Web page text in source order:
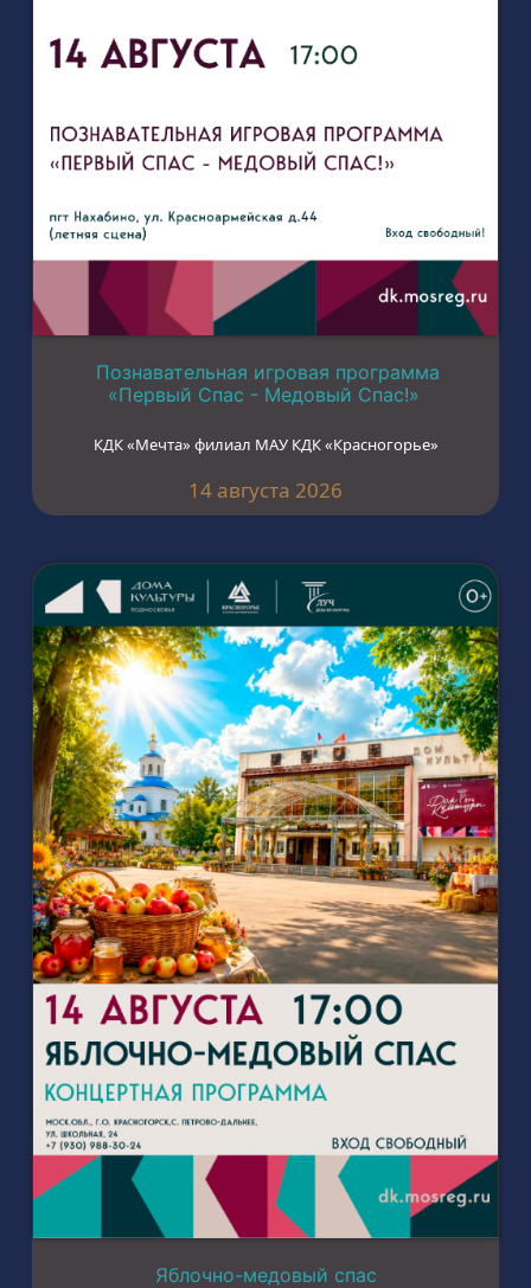
Познавательная игровая программа
«Первый Спас - Медовый Спас!»
КДК «Мечта» филиал МАУ КДК «Красногорье»
14 августа 2026
Яблочно-медовый спас